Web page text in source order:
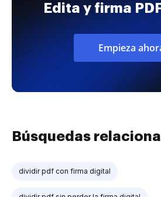
Edita y firma
Empieza
Búsquedas
dividir pdf con firma digital